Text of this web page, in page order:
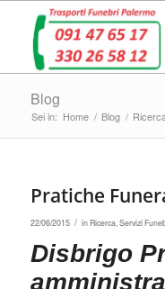
Blog
Sei in: Home / Blog /
Pratiche
22/06/2015 / inRicerca,Servizi
Disbrigo